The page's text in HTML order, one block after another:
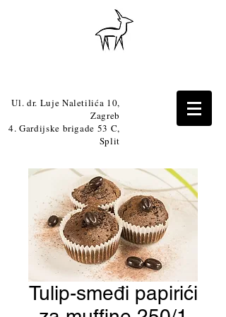
Ul. dr. Luje Naletilića 10,
Zagreb
4. Gardijske brigade 53 C,
Split
Tulip-smeđi papirići